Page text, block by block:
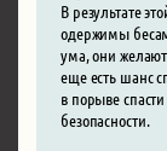
В результате
одержимы
ума, они
еще есть шанс
в порыве
безопасности.